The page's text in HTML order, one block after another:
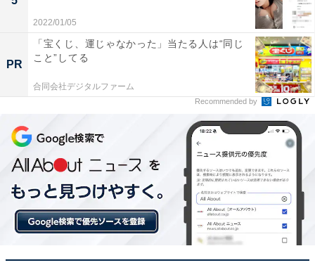
2022/01/05
PR
「宝くじ、運じゃなかった」当たる人は“同じ
こと”してる
合同会社デジタルファーム
Recommended by